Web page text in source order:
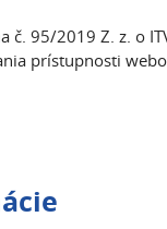
95/2019 Z. z. o
prístupnosti